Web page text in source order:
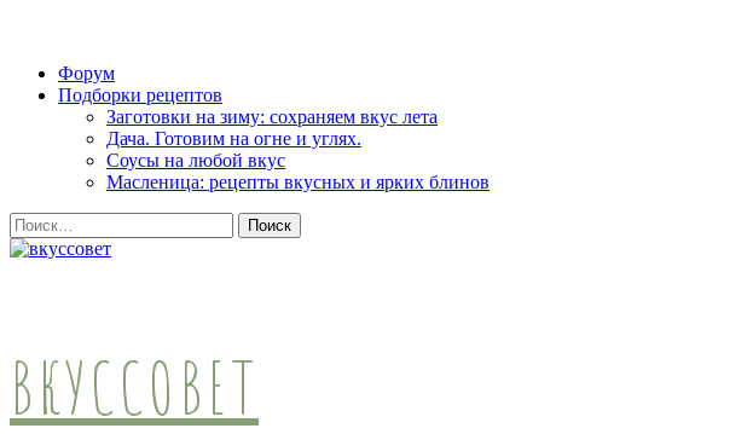
Skip
Форум
Подборки рецептов
Заготовки на зиму: сохраняем вкус лета
Дача. Готовим на огне и углях.
Соусы на любой вкус
Масленица: рецепты вкусных и ярких блинов
Найти:
ВКУССОВЕТ